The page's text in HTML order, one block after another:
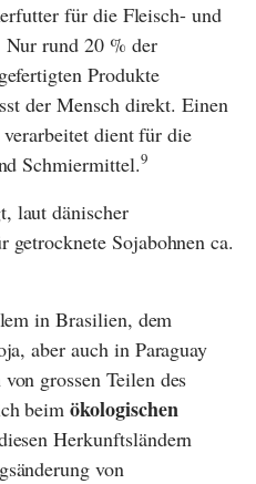
für die Fleisch- und
rund 20 % der
Produkte
der Mensch direkt. Einen
dient für die
Schmiermittel.9
laut dänischer
getrocknete Sojabohnen ca.
in Brasilien, dem
aber auch in Paraguay
grossen Teilen des
beimökologischen
Herkunftsländern
von